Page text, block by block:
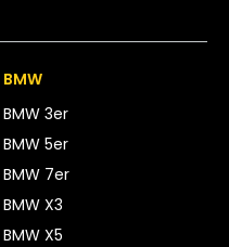
BMW
BMW 3er
BMW 5er
BMW 7er
BMW X3
BMW X5